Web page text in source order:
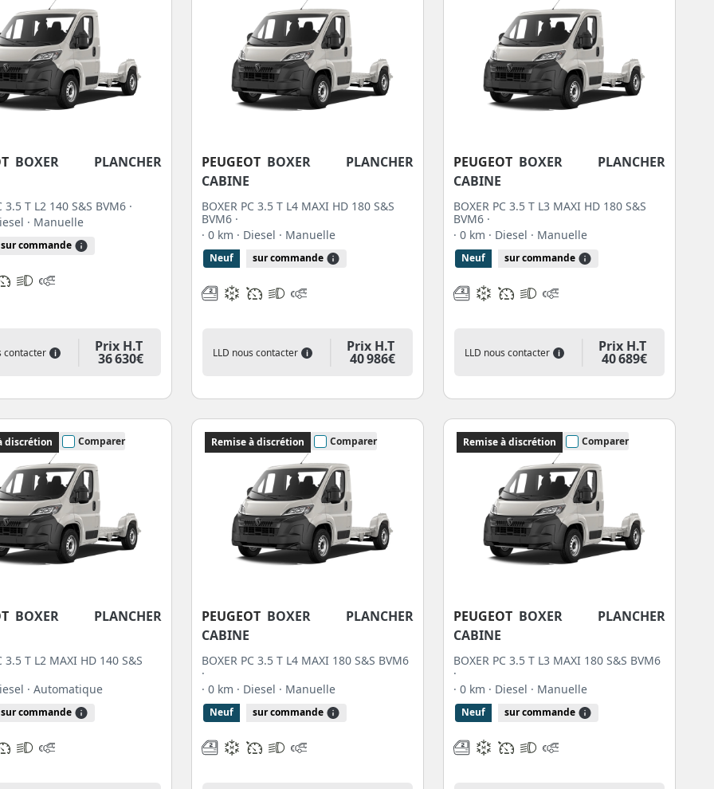
BOXER PLANCHER
3.5 T L2 140 S&S BVM6 ·
· Manuelle
sur commande
contacter i Prix H.T
36 630€
PEUGEOT BOXER PLANCHER
CABINE
BOXER PC 3.5 T L4 MAXI HD 180 S&S
BVM6 ·
· 0 km · Diesel · Manuelle
Neuf sur commande
LLD nous contacter i Prix H.T
40 986€
PEUGEOT BOXER PLANCHER
CABINE
BOXER PC 3.5 T L3 MAXI HD 180 S&S
BVM6 ·
· 0 km · Diesel · Manuelle
Neuf sur commande
LLD nous contacter i Prix H.T
40 689€
discrétion Comparer
BOXER PLANCHER
3.5 T L2 MAXI HD 140 S&S
· Automatique
sur commande
Remise à discrétion Comparer
PEUGEOT BOXER PLANCHER
CABINE
BOXER PC 3.5 T L4 MAXI 180 S&S BVM6
·
· 0 km · Diesel · Manuelle
Neuf sur commande
Remise à discrétion Comparer
PEUGEOT BOXER PLANCHER
CABINE
BOXER PC 3.5 T L3 MAXI 180 S&S BVM6
·
· 0 km · Diesel · Manuelle
Neuf sur commande